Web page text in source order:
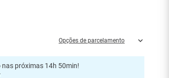
Opções de parcelamento
próximas 14h 50min!